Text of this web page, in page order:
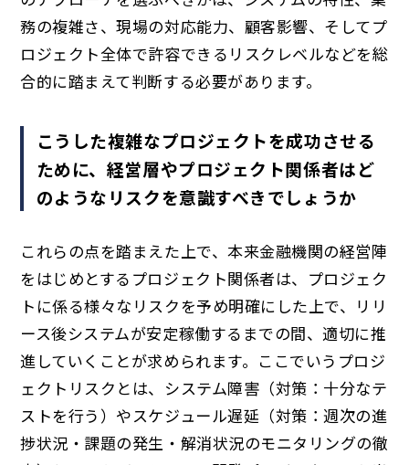
務の複雑さ、現場の対応能力、顧客影響、そしてプ
ロジェクト全体で許容できるリスクレベルなどを総
合的に踏まえて判断する必要があります。
こうした複雑なプロジェクトを成功させる
ために、経営層やプロジェクト関係者はど
のようなリスクを意識すべきでしょうか
これらの点を踏まえた上で、本来金融機関の経営陣
をはじめとするプロジェクト関係者は、プロジェク
トに係る様々なリスクを予め明確にした上で、リリ
ース後システムが安定稼働するまでの間、適切に推
進していくことが求められます。ここでいうプロジ
ェクトリスクとは、システム障害（対策：十分なテ
ストを行う）やスケジュール遅延（対策：週次の進
捗状況・課題の発生・解消状況のモニタリングの徹